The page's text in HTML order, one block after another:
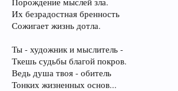
Их безрадостная бренность
Сожигает жизнь дотла.
Ты - художник и мыслитель -
Ткешь судьбы благой покров.
Ведь душа твоя - обитель
Тонких жизненных основ...